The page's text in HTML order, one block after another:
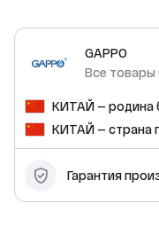
GAPPO
Все товары
КИТАЙ — родина
КИТАЙ — страна
Гарантия